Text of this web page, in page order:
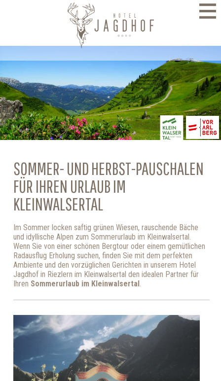
SOMMER- UND HERBST-PAUSCHALEN
FÜR IHREN URLAUB IM
KLEINWALSERTAL
Im Sommer locken saftig grünen Wiesen, rauschende Bäche
und idyllische Alpen zum Sommerurlaub im Kleinwalsertal.
Wenn Sie von einer schönen Bergtour oder einem gemütlichen
Radausflug Erholung suchen, finden Sie mit dem perfekten
Ambiente und den vorzüglichen Gerichten in unserem Hotel
Jagdhof in Riezlern im Kleinwalsertal den idealen Partner für
Ihren Sommerurlaub im Kleinwalsertal.